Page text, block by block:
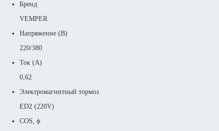
Бренд
VEMPER
Напряжение (В)
220/380
Ток (А)
0,62
Электромагнитный тормоз
ED2 (220V)
COS, ϕ